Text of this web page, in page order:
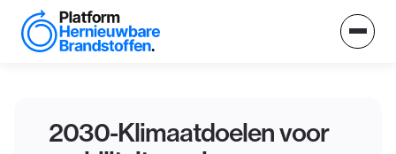
2030-Klimaatdoelen voor